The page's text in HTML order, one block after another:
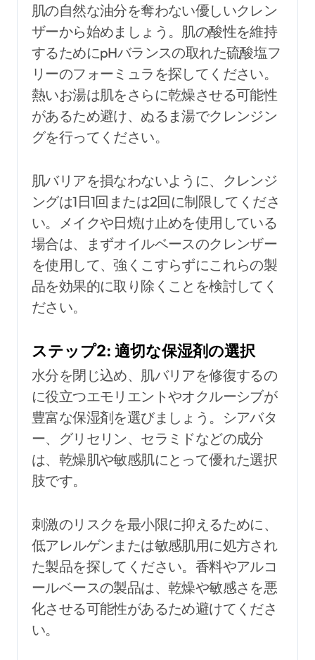
肌の自然な油分を奪わない優しいクレン
ザーから始めましょう。肌の酸性を維持
するためにpHバランスの取れた硫酸塩フ
リーのフォーミュラを探してください。
熱いお湯は肌をさらに乾燥させる可能性
があるため避け、ぬるま湯でクレンジン
グを行ってください。
肌バリアを損なわないように、クレンジ
ングは1日1回または2回に制限してくださ
い。メイクや日焼け止めを使用している
場合は、まずオイルベースのクレンザー
を使用して、強くこすらずにこれらの製
品を効果的に取り除くことを検討してく
ださい。
ステップ2: 適切な保湿剤の選択
水分を閉じ込め、肌バリアを修復するの
に役立つエモリエントやオクルーシブが
豊富な保湿剤を選びましょう。シアバタ
ー、グリセリン、セラミドなどの成分
は、乾燥肌や敏感肌にとって優れた選択
肢です。
刺激のリスクを最小限に抑えるために、
低アレルゲンまたは敏感肌用に処方され
た製品を探してください。香料やアルコ
ールベースの製品は、乾燥や敏感さを悪
化させる可能性があるため避けてくださ
い。